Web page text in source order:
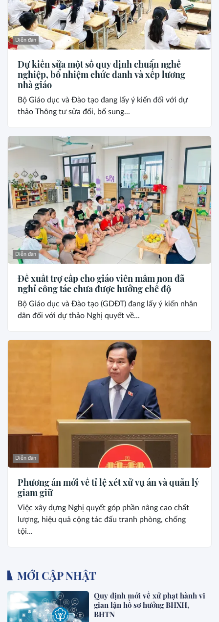
Diễn đàn
Dự kiến sửa một số quy định chuẩn nghề
nghiệp, bổ nhiệm chức danh và xếp lương
nhà giáo
Bộ Giáo dục và Đào tạo đang lấy ý kiến đối với dự
thảo Thông tư sửa đổi, bổ sung...
Diễn đàn
Đề xuất trợ cấp cho giáo viên mầm non đã
nghỉ công tác chưa được hưởng chế độ
Bộ Giáo dục và Đào tạo (GDĐT) đang lấy ý kiến nhân
dân đối với dự thảo Nghị quyết về...
Diễn đàn
Phương án mới về tỉ lệ xét xử vụ án và quản lý
giam giữ
Việc xây dựng Nghị quyết góp phần nâng cao chất
lượng, hiệu quả cộng tác đấu tranh phòng, chống
tội...
MỚI CẬP NHẬT
Quy định mới về xử phạt hành vi
gian lận hồ sơ hưởng BHXH,
BHTN